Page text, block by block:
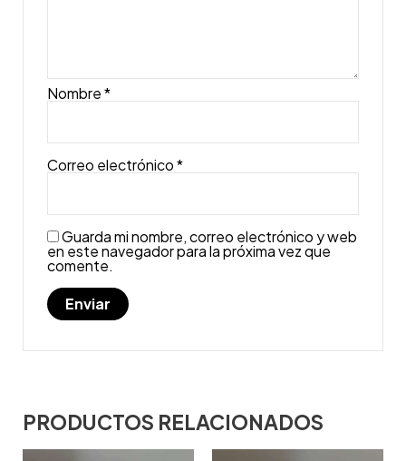
Nombre*
Correo electrónico*
Guarda mi nombre, correo electrónico y web
en este navegador para la próxima vez que
comente.
PRODUCTOS RELACIONADOS